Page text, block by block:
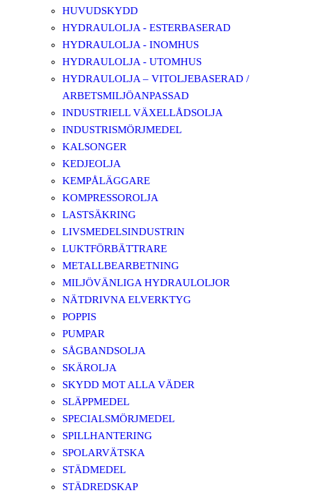
HUVUDSKYDD
HYDRAULOLJA - ESTERBASERAD
HYDRAULOLJA - INOMHUS
HYDRAULOLJA - UTOMHUS
HYDRAULOLJA – VITOLJEBASERAD /
ARBETSMILJÖANPASSAD
INDUSTRIELL VÄXELLÅDSOLJA
INDUSTRISMÖRJMEDEL
KALSONGER
KEDJEOLJA
KEMPÅLÄGGARE
KOMPRESSOROLJA
LASTSÄKRING
LIVSMEDELSINDUSTRIN
LUKTFÖRBÄTTRARE
METALLBEARBETNING
MILJÖVÄNLIGA HYDRAULOLJOR
NÄTDRIVNA ELVERKTYG
POPPIS
PUMPAR
SÅGBANDSOLJA
SKÄROLJA
SKYDD MOT ALLA VÄDER
SLÄPPMEDEL
SPECIALSMÖRJMEDEL
SPILLHANTERING
SPOLARVÄTSKA
STÄDMEDEL
STÄDREDSKAP